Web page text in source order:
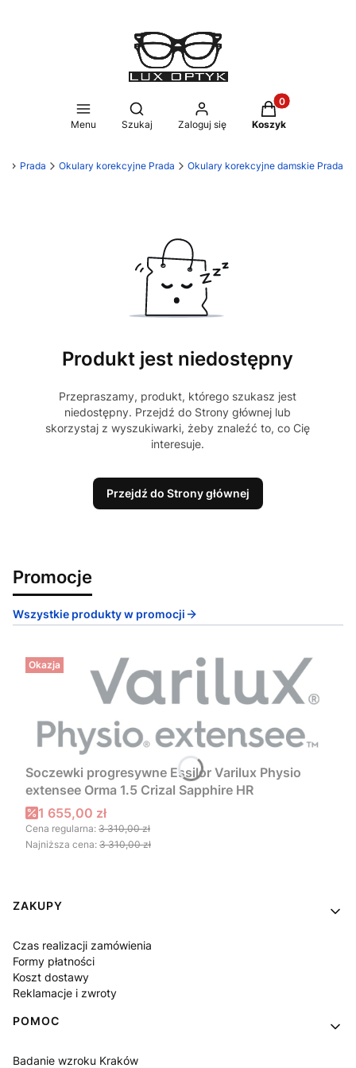
Menu
Otwórz wyszukiwarkę
Szukaj Zaloguj się
Produkty w
Koszyk
Prada Okulary korekcyjne Prada Okulary korekcyjne damskie Prada
Produkt jest niedostępny
Przepraszamy, produkt, którego szukasz jest
niedostępny. Przejdź do Strony głównej lub
skorzystaj z wyszukiwarki, żeby znaleźć to, co Cię
interesuje.
Przejdź do Strony głównej
Promocje
Wszystkie produkty w promocji
Okazja
Soczewki progresywne Essilor Varilux Physio
extensee Orma 1.5 Crizal Sapphire HR
Cena promocyjna
1 655,00 zł
Cena regularna: 3 310,00 zł
Najniższa cena: 3 310,00 zł
Linki w stopce
ZAKUPY
Czas realizacji zamówienia
Formy płatności
Koszt dostawy
Reklamacje i zwroty
POMOC
Badanie wzroku Kraków